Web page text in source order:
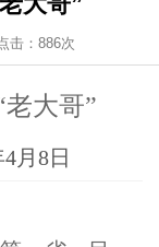
击： 886次
老大哥”
月8日